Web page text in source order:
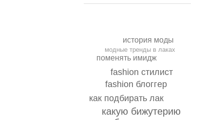
какую бижутерию
как подбирать лак
fashion блоггер
fashion стилист
поменять имидж
история моды
модные тренды в лаках